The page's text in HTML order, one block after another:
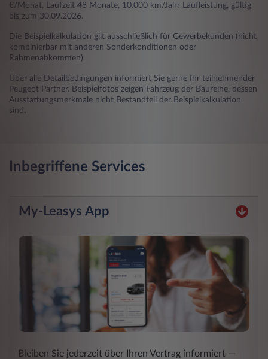
€/Monat, Laufzeit 48 Monate, 10.000 km/Jahr Laufleistung, gültig
bis zum 30.09.2026.
Die Beispielkalkulation gilt ausschließlich für Gewerbekunden (nicht
kombinierbar mit anderen Sonderkonditionen oder
Rahmenabkommen).
Über alle Detailbedingungen informiert Sie gerne Ihr teilnehmender
Peugeot Partner. Beispielfotos zeigen Fahrzeug der Baureihe, dessen
Ausstattungsmerkmale nicht Bestandteil der Beispielkalkulation
sind.
Inbegriffene Services
My-Leasys App
Bleiben Sie jederzeit über Ihren Vertrag informiert ―